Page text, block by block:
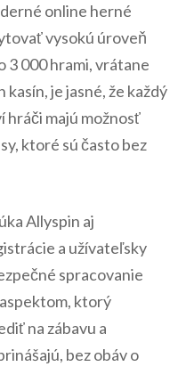
online herné
vysokú úroveň
3 000 hrami, vrátane
je jasné, že každý
hráči majú možnosť
ktoré sú často bez
Allyspin aj
a užívateľsky
spracovanie
ktorý
na zábavu a
bez obáv o